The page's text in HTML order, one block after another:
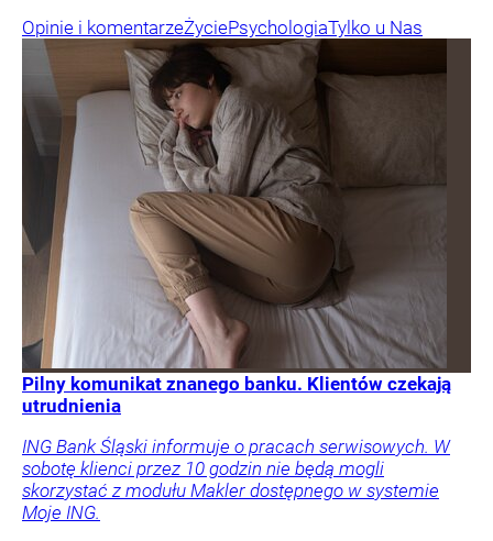
Opinie i komentarzeŻyciePsychologiaTylko u Nas
Pilny komunikat znanego banku. Klientów czekają
utrudnienia
ING Bank Śląski informuje o pracach serwisowych. W
sobotę klienci przez 10 godzin nie będą mogli
skorzystać z modułu Makler dostępnego w systemie
Moje ING.